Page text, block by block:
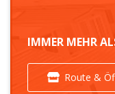
IMMER MEHR
Route &